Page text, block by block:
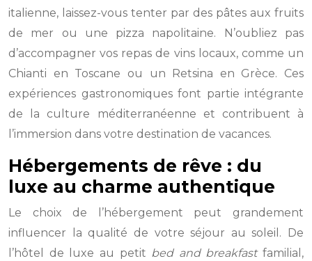
italienne, laissez-vous tenter par des pâtes aux fruits
de mer ou une pizza napolitaine. N’oubliez pas
d’accompagner vos repas de vins locaux, comme un
Chianti en Toscane ou un Retsina en Grèce. Ces
expériences gastronomiques font partie intégrante
de la culture méditerranéenne et contribuent à
l’immersion dans votre destination de vacances.
Hébergements de rêve : du
luxe au charme authentique
Le choix de l’hébergement peut grandement
influencer la qualité de votre séjour au soleil. De
l’hôtel de luxe au petit bed and breakfast familial,